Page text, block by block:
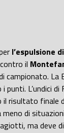
l’espulsione
il
campionato. La
punti. L’undici
risultato finale
di
ma deve